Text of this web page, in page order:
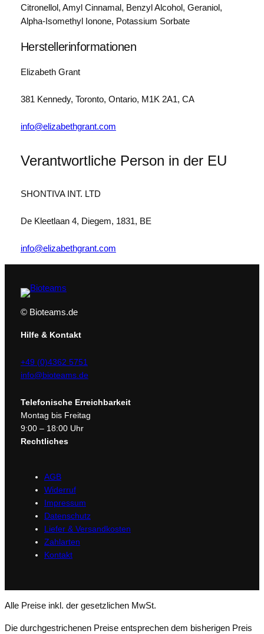
B
ä
n
n
s
e
u
m
t
l
a
&
p
t
i
g
e
Citronellol, Amyl Cinnamal, Benzyl Alcohol, Geraniol,
Alpha-Isomethyl Ionone, Potassium Sorbate
Herstellerinformationen
Elizabeth Grant
381 Kennedy, Toronto, Ontario, M1K 2A1, CA
info@elizabethgrant.com
Verantwortliche Person in der EU
SHONTIVA INT. LTD
De Kleetlaan 4, Diegem, 1831, BE
info@elizabethgrant.com
© Bioteams.de
Hilfe & Kontakt
+49 (0)4362 5751
info@bioteams.de
Telefonische Erreichbarkeit
Montag bis Freitag
9:00 – 18:00 Uhr
Rechtliches
AGB
Widerruf
Impressum
Datenschutz
Liefer & Versandkosten
Zahlarten
Kontakt
Alle Preise inkl. der gesetzlichen MwSt.
Die durchgestrichenen Preise entsprechen dem bisherigen Preis